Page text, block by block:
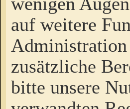
auf weitere
Administration
zusätzliche
bitte unsere